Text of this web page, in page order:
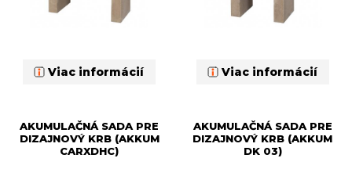
Viac informácií Viac informácií
AKUMULAČNÁ SADA PRE
DIZAJNOVÝ KRB (AKKUM
CARXDHC)
AKUMULAČNÁ SADA PRE
DIZAJNOVÝ KRB (AKKUM
DK 03)